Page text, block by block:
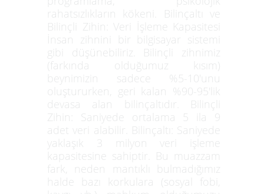
rahatsızlıkların kökeni. Bilinçaltı ve
Bilinçli Zihin: Veri İşleme Kapasitesi
İnsan zihnini bir bilgisayar sistemi
gibi düşünebiliriz. Bilinçli zihnimiz
(farkında olduğumuz kısım)
beynimizin sadece %5-10'unu
oluştururken, geri kalan %90-95'lik
devasa alan bilinçaltıdır. Bilinçli
Zihin: Saniyede ortalama 5 ila 9
adet veri alabilir. Bilinçaltı: Saniyede
yaklaşık 3 milyon veri işleme
kapasitesine sahiptir. Bu muazzam
fark, neden mantıklı bulmadığımız
halde bazı korkulara (sosyal fobi,